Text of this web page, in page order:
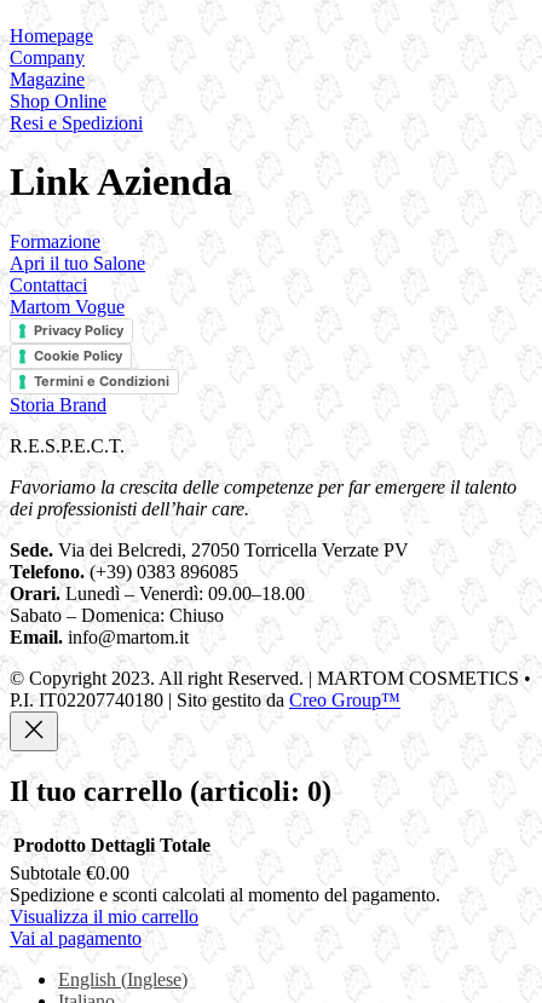
Homepage
Company
Magazine
Shop Online
Resi e Spedizioni
Link Azienda
Formazione
Apri il tuo Salone
Contattaci
Martom Vogue
Privacy Policy
Cookie Policy
Termini e Condizioni
Storia Brand
R.E.S.P.E.C.T.
Favoriamo la crescita delle competenze per far emergere il talento
dei professionisti dell’hair care.
Sede. Via dei Belcredi, 27050 Torricella Verzate PV
Telefono. (+39) 0383 896085
Orari. Lunedì – Venerdì: 09.00–18.00
Sabato – Domenica: Chiuso
Email. info@martom.it
© Copyright 2023. All right Reserved. | MARTOM COSMETICS •
P.I. IT02207740180 | Sito gestito da Creo Group™
Il tuo carrello (articoli: 0)
Prodotti
nel
carrello
Prodotto Dettagli Totale
Subtotale €0.00
Spedizione e sconti calcolati al momento del pagamento.
Visualizza il mio carrello
Vai al pagamento
English (Inglese)